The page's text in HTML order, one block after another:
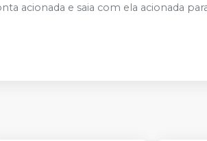
acionada e saia com ela acionada